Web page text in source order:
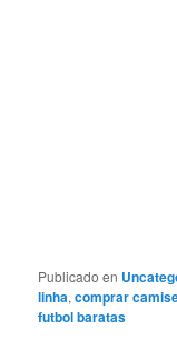
Publicado en
linha,comprar
futbol baratas